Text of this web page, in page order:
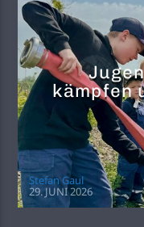
kämpfen
Stefan Gaul
29. JUNI 2026